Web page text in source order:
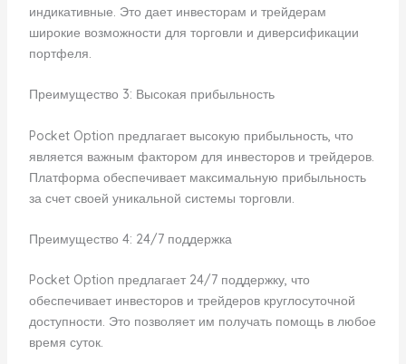
индикативные. Это дает инвесторам и трейдерам
широкие возможности для торговли и диверсификации
портфеля.
Преимущество 3: Высокая прибыльность
Pocket Option предлагает высокую прибыльность, что
является важным фактором для инвесторов и трейдеров.
Платформа обеспечивает максимальную прибыльность
за счет своей уникальной системы торговли.
Преимущество 4: 24/7 поддержка
Pocket Option предлагает 24/7 поддержку, что
обеспечивает инвесторов и трейдеров круглосуточной
доступности. Это позволяет им получать помощь в любое
время суток.